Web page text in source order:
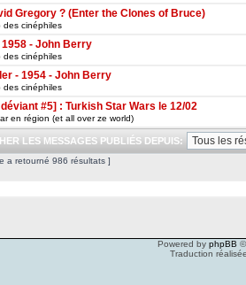
Gregory ? (Enter the Clones of Bruce)
des cinéphiles
1958 - John Berry
des cinéphiles
- 1954 - John Berry
des cinéphiles
#5] : Turkish Star Wars le 12/02
en région (et all over ze world)
LES MESSAGES PUBLIÉS DEPUIS:
a retourné 986 résultats ]
Powered by phpBB
Traduction